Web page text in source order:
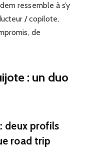
ressemble à s’y
/ copilote,
de
: un duo
deux profils
road trip